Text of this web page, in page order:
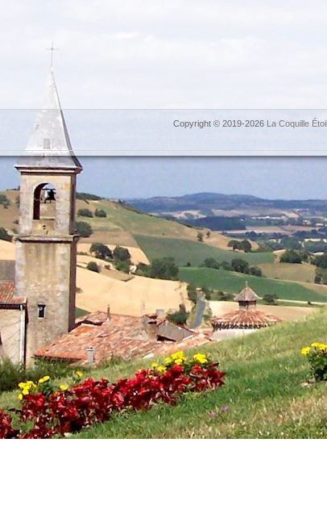
Copyright © 2019-2026 La Coquille